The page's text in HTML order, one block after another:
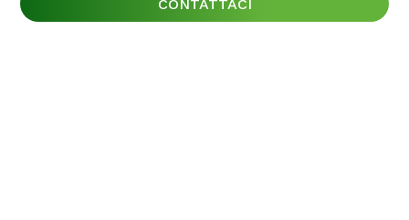
CONTATTACI
CONTATTACI
CONTATTACI